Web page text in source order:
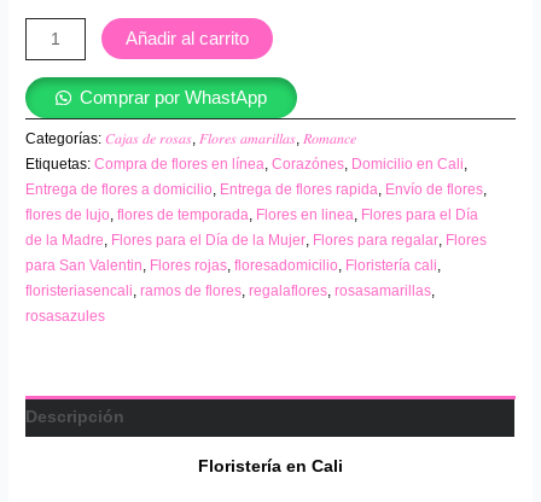
Añadir al carrito
Comprar por WhastApp
Categorías: 𝐶𝑎𝑗𝑎𝑠 𝑑𝑒 𝑟𝑜𝑠𝑎𝑠,𝐹𝑙𝑜𝑟𝑒𝑠 𝑎𝑚𝑎𝑟𝑖𝑙𝑙𝑎𝑠,𝑅𝑜𝑚𝑎𝑛𝑐𝑒
Etiquetas:Compra de flores en línea,Corazónes, Domicilio en Cali,
Entrega de flores a domicilio, Entrega de flores rapida, Envío de flores,
flores de lujo,flores de temporada, Flores en linea, Flores para el Día
de la Madre, Flores para el Día de la Mujer, Flores para regalar, Flores
para San Valentin, Flores rojas,floresadomicilio, Floristería cali,
floristeriasencali,ramos de flores,regalaflores,rosasamarillas,
rosasazules
Descripción
Floristería en Cali